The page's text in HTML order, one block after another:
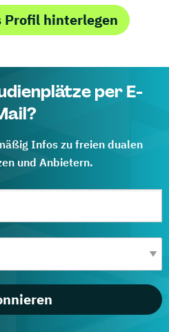
hinterlegen
per E-
Infos zu freien dualen
und Anbietern.